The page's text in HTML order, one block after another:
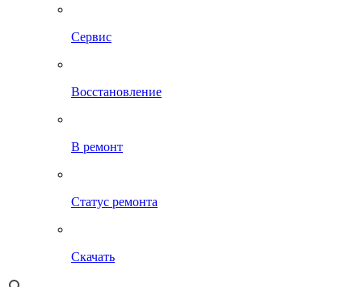
Сервис
Восстановление
В ремонт
Статус ремонта
Скачать